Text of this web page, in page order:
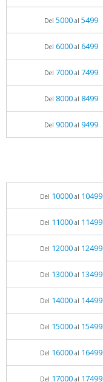
Del 5000al 5499
Del 6000al 6499
Del 7000al 7499
Del 8000al 8499
Del 9000al 9499
Del 10000al 10499
Del 11000al 11499
Del 12000al 12499
Del 13000al 13499
Del 14000al 14499
Del 15000al 15499
Del 16000al 16499
Del 17000al 17499